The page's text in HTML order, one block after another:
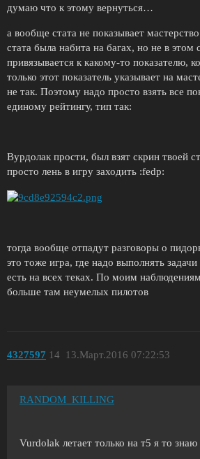
думаю что к этому вернуться…
а вообще стата не показывает
стата была набита на багах, но не в этом
привязывается к какому-то показателю,
только этот показатель указывает на
не так. Поэтому надо просто взять все
единому рейтингу, тип так:
Вурдолак прости, был взят скрин твоей
просто лень в игру заходить :fedp:
тогда вообще отпадут разговоры о
это тоже игра, где надо выполнять
есть на всех теках. По моим
больше там неумелых пилотов
4327597 13.Март.2016 07:22:53
14
RANDOM_KILLING
Vurdolak летает только на т5 я то знаю